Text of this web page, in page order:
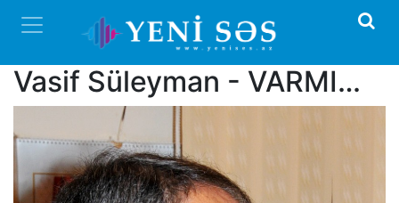
Vasif Süleyman - VARMI…